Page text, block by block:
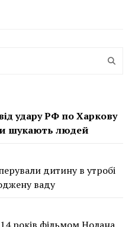
удару РФ по Харкову
шукають людей
дитину в утробі
ваду
років фільмом Нолана,